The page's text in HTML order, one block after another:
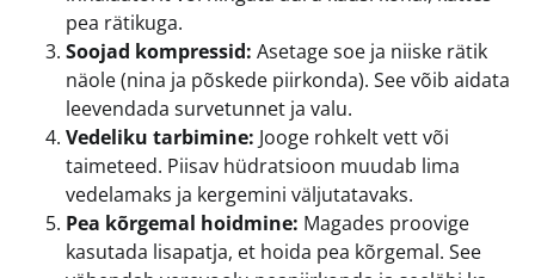
pea rätikuga.
Soojad kompressid: Asetage soe ja niiske rätik
näole (nina ja põskede piirkonda). See võib aidata
leevendada survetunnet ja valu.
Vedeliku tarbimine: Jooge rohkelt vett või
taimeteed. Piisav hüdratsioon muudab lima
vedelamaks ja kergemini väljutatavaks.
Pea kõrgemal hoidmine: Magades proovige
kasutada lisapatja, et hoida pea kõrgemal. See